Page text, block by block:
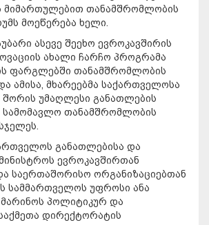
მიმართულებით თანამშრომლობის
მოეწერება ხელი.
ასევე შეეხო ევროკავშირის
ახალი ჩარჩო პროგრამა
ის ფარგლებში თანამშრომლობის
ამისა, მხარეებმა საქართველოსა
შორის უმაღლესი განათლების
თანამშრომლობის
განათლებისა და
ევროკავშირთან
საერთაშორისო ორგანიზაციებთან
სამმართველოს უფროსი ანა
მარინოს პოლიტიკურ და
დირექტორატის